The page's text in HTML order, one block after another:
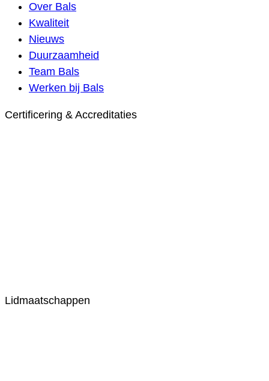
Over Bals
Kwaliteit
Nieuws
Duurzaamheid
Team Bals
Werken bij Bals
Certificering & Accreditaties
Lidmaatschappen